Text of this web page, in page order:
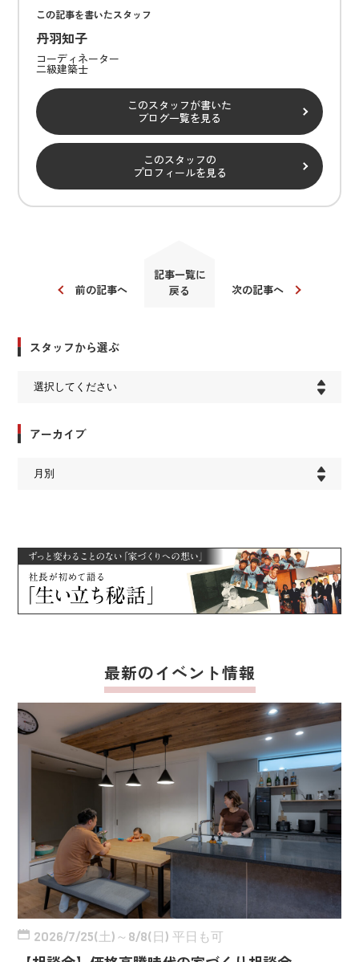
この記事を書いたスタッフ
丹羽知子
コーディネーター
二級建築士
このスタッフが書いた
ブログ一覧を見る
このスタッフの
プロフィールを見る
前の記事へ
記事一覧に
戻る
次の記事へ
スタッフから選ぶ
アーカイブ
最新のイベント情報
2026/7/25(土)～8/8(日) 平日も可